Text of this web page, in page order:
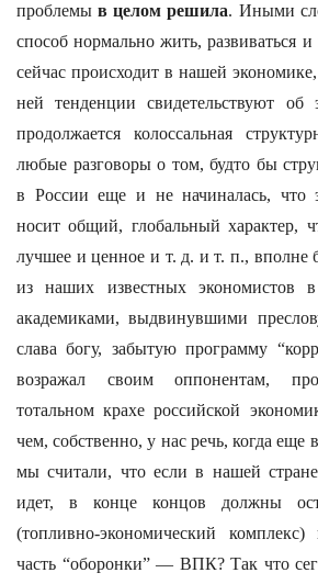
проблемыв целом решила. Иными
способ нормально жить, развиваться
сейчас происходит в нашей
ней тенденции свидетельствуют об
продолжается колоссальная
любые разговоры о том, будто бы
в России еще и не начиналась, что
носит общий, глобальный характер,
лучшее и ценное и т. д. и т. п.,
из наших известных экономистов
академиками, выдвинувшими
слава богу, забытую программу
возражал своим оппонентам,
тотальном крахе российской
чем, собственно, у нас речь, когда еще
мы считали, что если в нашей
идет, в конце концов должны
(топливно-экономический
часть “оборонки” — ВПК? Так что